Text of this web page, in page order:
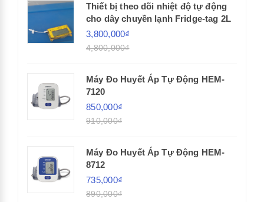
Thiết bị theo dõi nhiệt độ tự động
cho dây chuyền lạnh Fridge-tag 2L
3,800,000₫
4,800,000₫
Máy Đo Huyết Áp Tự Động HEM-
7120
850,000₫
910,000₫
Máy Đo Huyết Áp Tự Động HEM-
8712
735,000₫
890,000₫